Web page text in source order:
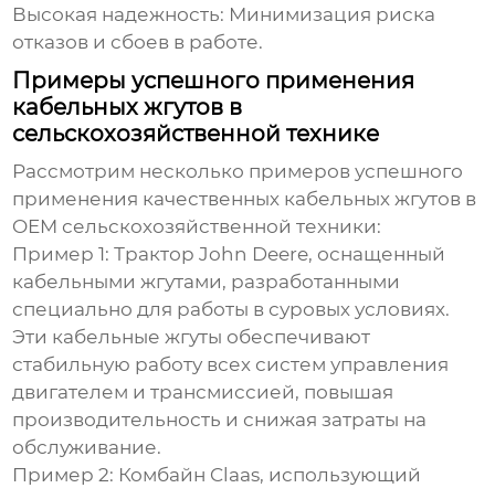
Высокая надежность: Минимизация риска
отказов и сбоев в работе.
Примеры успешного применения
кабельных жгутов в
сельскохозяйственной технике
Рассмотрим несколько примеров успешного
применения качественных кабельных жгутов в
OEM сельскохозяйственной техники:
Пример 1: Трактор John Deere, оснащенный
кабельными жгутами, разработанными
специально для работы в суровых условиях.
Эти кабельные жгуты обеспечивают
стабильную работу всех систем управления
двигателем и трансмиссией, повышая
производительность и снижая затраты на
обслуживание.
Пример 2: Комбайн Claas, использующий